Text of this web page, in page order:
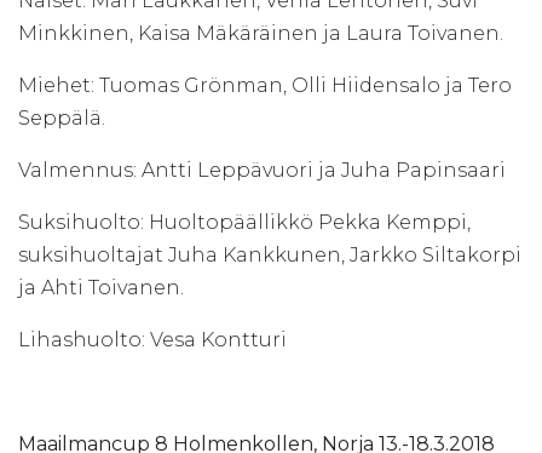
Minkkinen, Kaisa Mäkäräinen ja Laura Toivanen.
Miehet: Tuomas Grönman, Olli Hiidensalo ja Tero
Seppälä.
Valmennus: Antti Leppävuori ja Juha Papinsaari
Suksihuolto: Huoltopäällikkö Pekka Kemppi,
suksihuoltajat Juha Kankkunen, Jarkko Siltakorpi
ja Ahti Toivanen.
Lihashuolto: Vesa Kontturi
Maailmancup 8 Holmenkollen, Norja 13.-18.3.2018